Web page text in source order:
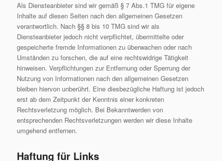
Als Diensteanbieter sind wir gemäß § 7 Abs.1 TMG für eigene
Inhalte auf diesen Seiten nach den allgemeinen Gesetzen
verantwortlich. Nach §§ 8 bis 10 TMG sind wir als
Diensteanbieter jedoch nicht verpflichtet, übermittelte oder
gespeicherte fremde Informationen zu überwachen oder nach
Umständen zu forschen, die auf eine rechtswidrige Tätigkeit
hinweisen. Verpflichtungen zur Entfernung oder Sperrung der
Nutzung von Informationen nach den allgemeinen Gesetzen
bleiben hiervon unberührt. Eine diesbezügliche Haftung ist jedoch
erst ab dem Zeitpunkt der Kenntnis einer konkreten
Rechtsverletzung möglich. Bei Bekanntwerden von
entsprechenden Rechtsverletzungen werden wir diese Inhalte
umgehend entfernen.
Haftung für Links